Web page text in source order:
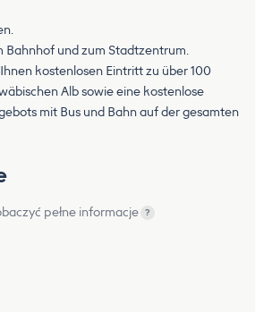
Bahnhof und zum Stadtzentrum.
kostenlosen Eintritt zu über 100
Alb sowie eine kostenlose
mit Bus und Bahn auf der gesamten
pełne informacje ?